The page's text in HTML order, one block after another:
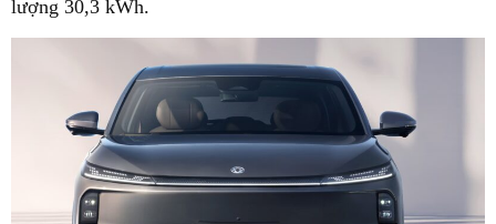
lượng 30,3 kWh.